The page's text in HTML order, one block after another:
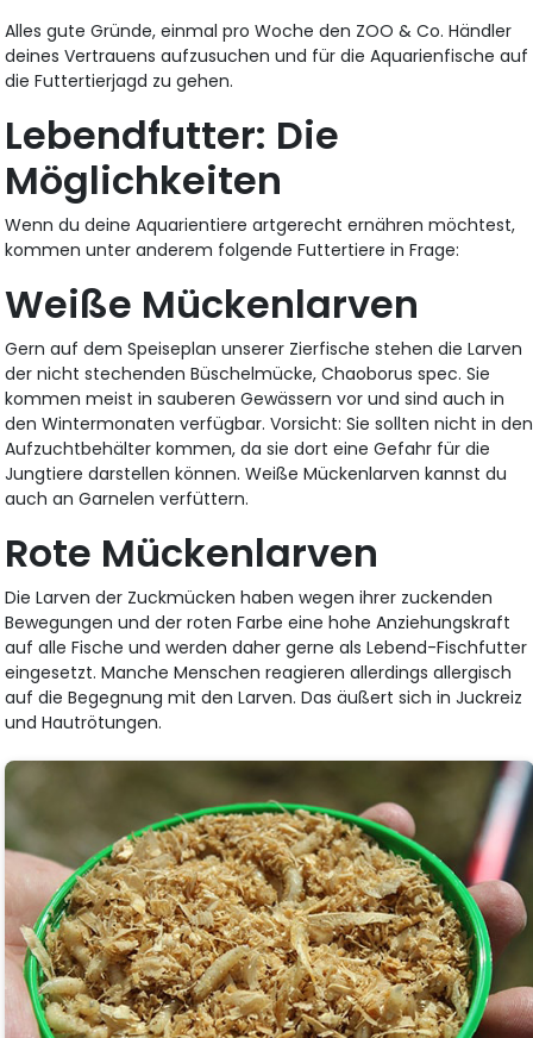
Alles gute Gründe, einmal pro Woche den ZOO & Co. Händler
deines Vertrauens aufzusuchen und für die Aquarienfische auf
die Futtertierjagd zu gehen.
Lebendfutter: Die
Möglichkeiten
Wenn du deine Aquarientiere artgerecht ernähren möchtest,
kommen unter anderem folgende Futtertiere in Frage:
Weiße Mückenlarven
Gern auf dem Speiseplan unserer Zierfische stehen die Larven
der nicht stechenden Büschelmücke, Chaoborus spec. Sie
kommen meist in sauberen Gewässern vor und sind auch in
den Wintermonaten verfügbar. Vorsicht: Sie sollten nicht in den
Aufzuchtbehälter kommen, da sie dort eine Gefahr für die
Jungtiere darstellen können. Weiße Mückenlarven kannst du
auch an Garnelen verfüttern.
Rote Mückenlarven
Die Larven der Zuckmücken haben wegen ihrer zuckenden
Bewegungen und der roten Farbe eine hohe Anziehungskraft
auf alle Fische und werden daher gerne als Lebend-Fischfutter
eingesetzt. Manche Menschen reagieren allerdings allergisch
auf die Begegnung mit den Larven. Das äußert sich in Juckreiz
und Hautrötungen.